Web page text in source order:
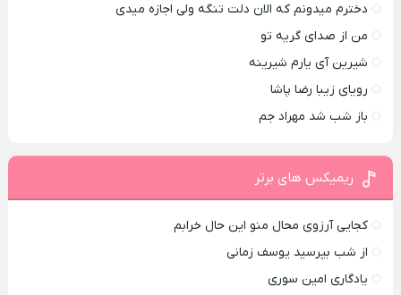
دخترم میدونم که الان دلت تنگه ولی اجازه میدی
من از صدای گريه تو
شیرین آی یارم شیرینه
رویای زیبا رضا پاشا
باز شب شد مهراد جم
ریمیکس های برتر
کجایی آرزوی محال منو این حال خرابم
از شب بپرسید یوسف زمانی
یادگاری امین سوری